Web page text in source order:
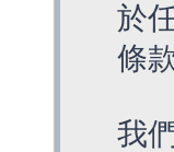
於
條
我